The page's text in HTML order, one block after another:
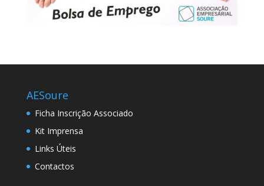
AESoure
Ficha Inscrição Associado
Kit Imprensa
Links Úteis
Contactos